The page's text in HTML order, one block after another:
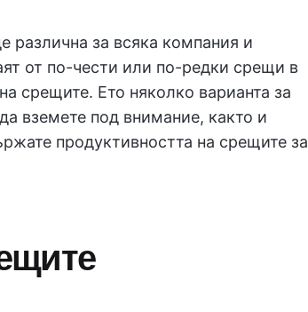
различна за всяка компания и
от по-чести или по-редки срещи в
срещите. Ето няколко варианта за
вземете под внимание, както и
продуктивността на срещите за